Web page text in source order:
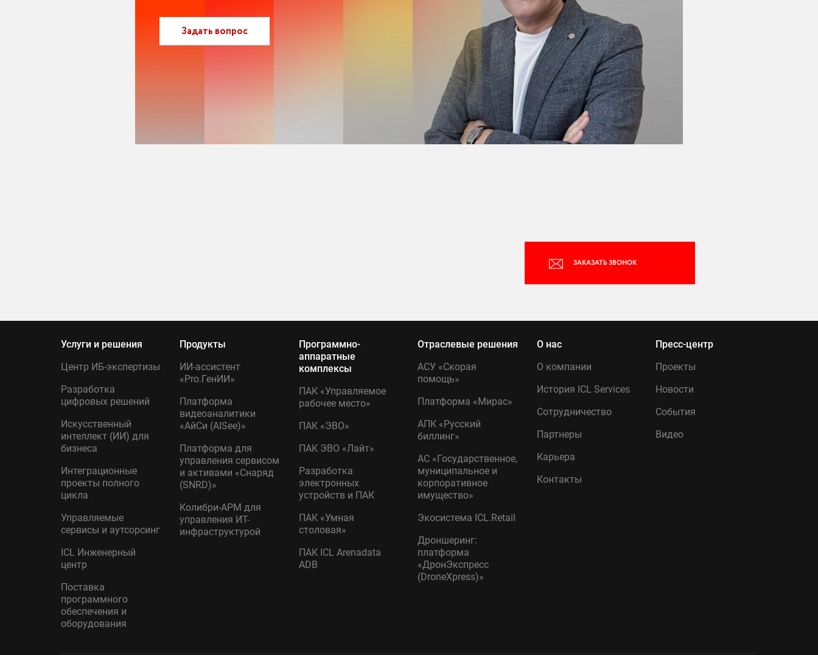
Задать вопрос
ЗАКАЗАТЬ ЗВОНОК
Услуги и решения
Центр ИБ-экспертизы
Разработка
цифровых решений
Искусственный
интеллект (ИИ) для
бизнеса
Интеграционные
проекты полного
цикла
Управляемые
сервисы и аутсорсинг
ICL Инженерный
центр
Поставка
программного
обеспечения и
оборудования
Программно-
аппаратные
комплексы
ПАК «Управляемое
рабочее место»
ПАК «ЭВО»
ПАК ЭВО «Лайт»
Разработка
электронных
устройств и ПАК
ПАК «Умная
столовая»
ПАК ICL Arenadata
ADB
О нас
О компании
История ICL Services
Сотрудничество
Партнеры
Карьера
Контакты
Продукты
ИИ-ассистент
«Pro.ГенИИ»
Платформа
видеоаналитики
«АйСи (AISee)»
Платформа для
управления сервисом
и активами «Снаряд
(SNRD)»
Колибри-АРМ для
управления ИТ-
инфраструктурой
Отраслевые решения
АСУ «Скорая
помощь»
Платформа «Мирас»
АПК «Русский
биллинг»
АС «Государственное,
муниципальное и
корпоративное
имущество»
Экосистема ICL.Retail
Дроншеринг:
платформа
«ДронЭкспресс
(DroneXpress)»
Пресс-центр
Проекты
Новости
События
Видео